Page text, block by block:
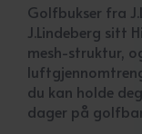
Golfbukser fra
J.Lindeberg sitt
mesh-struktur,
du kan holde
dager på